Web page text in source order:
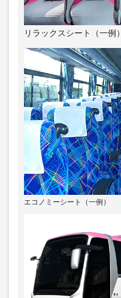
リラックスシート（一例）
エコノミーシート（一例）